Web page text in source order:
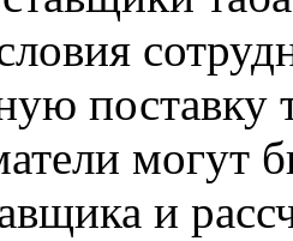
поставку
могут
и